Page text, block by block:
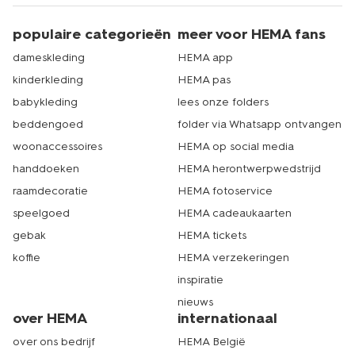
populaire categorieën
dameskleding
kinderkleding
babykleding
beddengoed
woonaccessoires
handdoeken
raamdecoratie
speelgoed
gebak
koffie
meer voor HEMA fans
HEMA app
HEMA pas
lees onze folders
folder via Whatsapp ontvangen
HEMA op social media
HEMA herontwerpwedstrijd
HEMA fotoservice
HEMA cadeaukaarten
HEMA tickets
HEMA verzekeringen
inspiratie
nieuws
over HEMA
over ons bedrijf
internationaal
HEMA België